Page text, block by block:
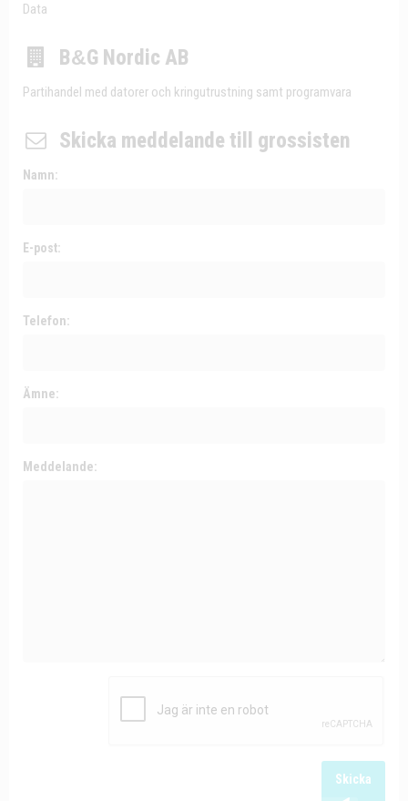
Data
B&G Nordic AB
Partihandel med datorer och kringutrustning samt programvara
Skicka meddelande till grossisten
Namn:
E-post:
Telefon:
Ämne:
Meddelande:
Skicka